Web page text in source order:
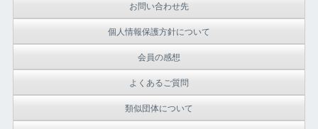
お問い合わせ先
個人情報保護方針について
会員の感想
よくあるご質問
類似団体について